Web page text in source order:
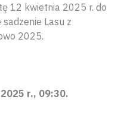
12 kwietnia 2025 r. do
Lasu z
2025.
r., 09:30.